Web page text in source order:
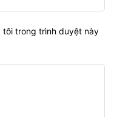
tôi trong trình duyệt này